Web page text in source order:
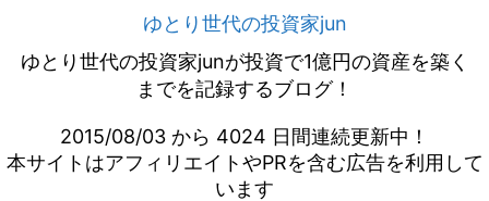
ゆとり世代の投資家jun
ゆとり世代の投資家junが投資で1億円の資産を築く
までを記録するブログ！
2015/08/03 から 4024 日間連続更新中！
本サイトはアフィリエイトやPRを含む広告を利用して
います